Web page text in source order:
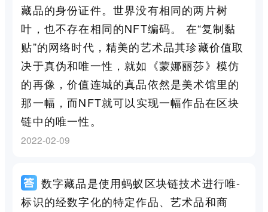
藏品的身份证件。世界没有相同的两片树
叶，也不存在相同的NFT编码。 在“复制黏
贴”的网络时代，精美的艺术品其珍藏价值取
决于真伪和唯一性，就如《蒙娜丽莎》模仿
的再像，价值连城的真品依然是美术馆里的
那一幅，而NFT就可以实现一幅作品在区块
链中的唯一性。
2022-02-09
数字藏品是使用蚂蚁区块链技术进行唯-
标识的经数字化的特定作品、艺术品和商